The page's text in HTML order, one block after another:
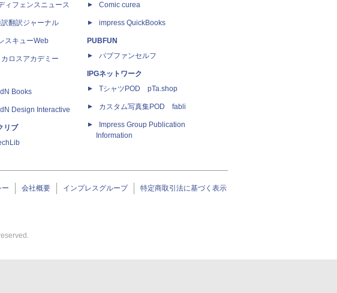
ィフェンスニュース
翻訳ジャーナル
スキューWeb
カロスアカデミー
Books
Design Interactive
リブ
Comic curea
impress QuickBooks
PUBFUN
パブファンセルフ
IPGネットワーク
TシャツPOD pTa.shop
カスタム写真集POD fabli
Impress Group Publication
Information
ー 会社概要 インプレスグループ 特定商取引法に基づく表示